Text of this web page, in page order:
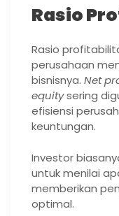
Rasio
Rasio
perusahaan
bisnisnya. Net
equitysering
efisiensi
keuntungan.
Investor
untuk menilai
memberikan
optimal.